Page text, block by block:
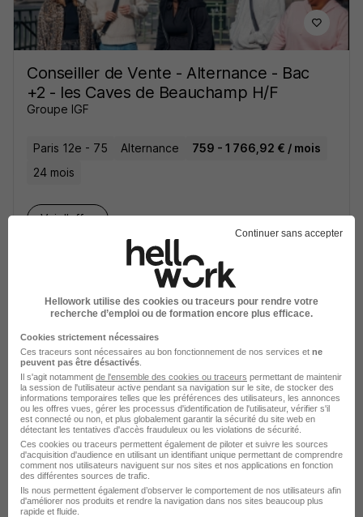
Conseiller de Vente - Alternance - Bac
+2 - les Caves de Beauchamp H/F
Groupe IGF
Paris 12e - 75 Alternance
759 - 1 766,92 € / mois
24 mois
Voir l’offre
Alternant Animateur Social et Culturel
H/F
Fondation CASIP
Paris 12e - 75 Alternance 1 an
Voir l’offre
Continuer sans accepter
Hellowork utilise des cookies ou traceurs pour rendre votre
recherche d’emploi ou de formation encore plus efficace.
Cookies strictement nécessaires
Ces traceurs sont nécessaires au bon fonctionnement de nos services et ne
peuvent pas être désactivés
Il s'agit notamment de l'ensemble des cookies ou traceurs permettant de maintenir
la session de l'utilisateur active pendant sa navigation sur le site, de stocker des
informations temporaires telles que les préférences des utilisateurs, les annonces
ou les offres vues, gérer les processus d'identification de l'utilisateur, vérifier s'il
est connecté ou non, et plus globalement garantir la sécurité du site web en
détectant les tentatives d'accès frauduleux ou les violations de sécurité.
Ces cookies ou traceurs permettent également de piloter et suivre les sources
d'acquisition d'audience en utilisant un identifiant unique permettant de comprendre
comment nos utilisateurs naviguent sur nos sites et nos applications en fonction
des différentes sources de trafic.
Ils nous permettent également d’observer le comportement de nos utilisateurs afin
d'améliorer nos produits et rendre la navigation dans nos sites beaucoup plus
rapide et fluide.